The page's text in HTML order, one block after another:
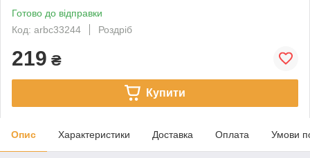
Готово до відправки
Код: arbc33244
Роздріб
219 ₴
Купити
Опис Характеристики Доставка Оплата Умови